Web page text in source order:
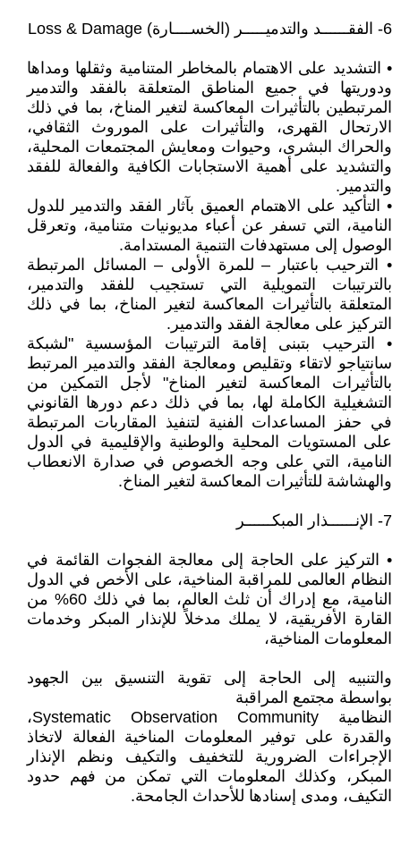
6- الفقــــــد والتدميـــــر (الخســــارة) Loss & Damage
• التشديد على الاهتمام بالمخاطر المتنامية وثقلها ومداها
ودوريتها في جميع المناطق المتعلقة بالفقد والتدمير
المرتبطين بالتأثيرات المعاكسة لتغير المناخ، بما في ذلك
الارتحال القهرى، والتأثيرات على الموروث الثقافي،
والحراك البشرى، وحيوات ومعايش المجتمعات المحلية،
والتشديد على أهمية الاستجابات الكافية والفعالة للفقد
والتدمير.
• التأكيد على الاهتمام العميق بآثار الفقد والتدمير للدول
النامية، التي تسفر عن أعباء مديونيات متنامية، وتعرقل
الوصول إلى مستهدفات التنمية المستدامة.
• الترحيب باعتبار – للمرة الأولى – المسائل المرتبطة
بالترتيبات التمويلية التي تستجيب للفقد والتدمير،
المتعلقة بالتأثيرات المعاكسة لتغير المناخ، بما في ذلك
التركيز على معالجة الفقد والتدمير.
• الترحيب بتبنى إقامة الترتيبات المؤسسية "لشبكة
سانتياجو لاتقاء وتقليص ومعالجة الفقد والتدمير المرتبط
بالتأثيرات المعاكسة لتغير المناخ" لأجل التمكين من
التشغيلية الكاملة لها، بما في ذلك دعم دورها القانوني
في حفز المساعدات الفنية لتنفيذ المقاربات المرتبطة
على المستويات المحلية والوطنية والإقليمية في الدول
النامية، التي على وجه الخصوص في صدارة الانعطاب
والهشاشة للتأثيرات المعاكسة لتغير المناخ.
7- الإنــــــذار المبكــــــر
• التركيز على الحاجة إلى معالجة الفجوات القائمة في
النظام العالمى للمراقبة المناخية، على الأخص في الدول
النامية، مع إدراك أن ثلث العالم، بما في ذلك 60% من
القارة الأفريقية، لا يملك مدخلاً للإنذار المبكر وخدمات
المعلومات المناخية،
والتنبيه إلى الحاجة إلى تقوية التنسيق بين الجهود
بواسطة مجتمع المراقبة
النظامية Systematic Observation Community،
والقدرة على توفير المعلومات المناخية الفعالة لاتخاذ
الإجراءات الضرورية للتخفيف والتكيف ونظم الإنذار
المبكر، وكذلك المعلومات التي تمكن من فهم حدود
التكيف، ومدى إسنادها للأحداث الجامحة.